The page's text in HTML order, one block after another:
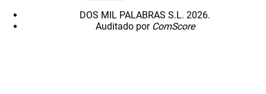
DOS MIL PALABRAS S.L. 2026.
Auditado por ComScore